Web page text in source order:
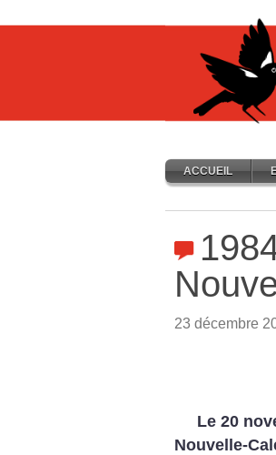
ACCUEIL
23 décembre
Le 20
Nouvelle-